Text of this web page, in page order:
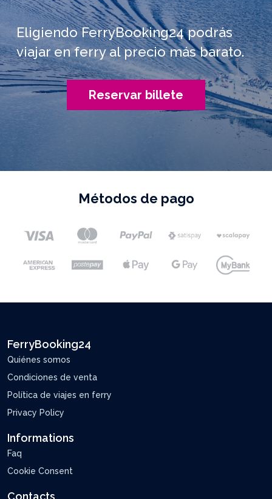
Eligiendo FerryBooking24 podrás
viajar en ferry al precio más barato.
Reservar billete
Métodos de pago
FerryBooking24
Quiénes somos
Condiciones de venta
Política de viajes en ferry
Privacy Policy
Informations
Faq
Cookie Consent
Contacts